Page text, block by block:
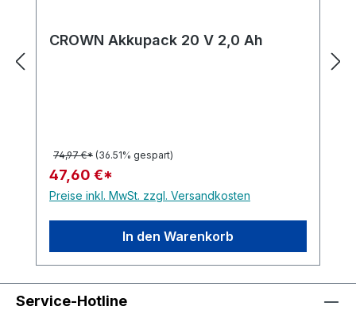
CROWN Akkupack 20 V 2,0 Ah
74,97 €* (36.51% gespart)
47,60 €*
Preise inkl. MwSt. zzgl. Versandkosten
In den Warenkorb
Service-Hotline